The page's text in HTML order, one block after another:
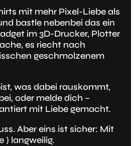
mit mehr Pixel-Liebe als
bastle nebenbei das ein
im 3D-Drucker, Plotter
es riecht nach
geschmolzenem
was dabei rauskommt,
oder melde dich –
mit Liebe gemacht.
Aber eins ist sicher: Mit
) langweilig.